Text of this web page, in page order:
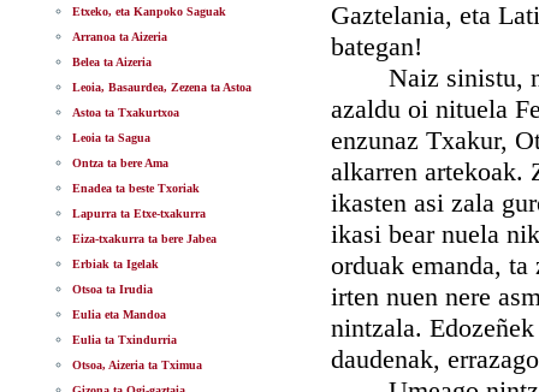
Etxeko, eta Kanpoko Saguak
Arranoa ta Aizeria
Belea ta Aizeria
Leoia, Basaurdea, Zezena ta Astoa
Astoa ta Txakurtxoa
Leoia ta Sagua
Ontza ta bere Ama
Enadea ta beste Txoriak
Lapurra ta Etxe-txakurra
Eiza-txakurra ta bere Jabea
Erbiak ta Igelak
Otsoa ta Irudia
Eulia eta Mandoa
Eulia ta Txindurria
Otsoa, Aizeria ta Tximua
Gaztelania, eta
bategan!
Naiz sinistu,
azaldu oi nituela
enzunaz Txakur,
alkarren artekoak.
ikasten asi zala
ikasi bear nuela
orduak emanda,
irten nuen nere
nintzala.
daudenak,